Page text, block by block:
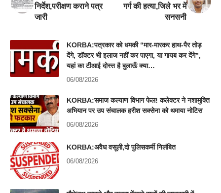
निर्देश,परीक्षण कराने पत्र
जारी
गर्ग की हत्या,जिले भर में
सनसनी
KORBA:पत्रकार को धमकी “मार-मारकर हाथ-पैर तोड़
देंगे, डॉक्टर भी इलाज नहीं कर पाएगा, या गायब कर देंगे”,
यहां का टीआई दोस्त है बुलाऊँ क्या…
06/08/2026
KORBA:समाज कल्याण विभाग फेल! कलेक्टर ने नशामुक्ति
अभियान पर उप संचालक हरीश सक्सेना को थमाया नोटिस
06/08/2026
KORBA:अवैध वसूली,दो पुलिसकर्मी निलंबित
06/08/2026